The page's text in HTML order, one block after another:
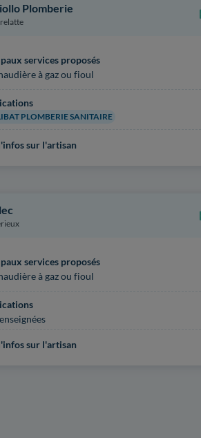
Plomberie
services proposés
à gaz ou fioul
PLOMBERIE SANITAIRE
sur l'artisan
services proposés
à gaz ou fioul
sur l'artisan